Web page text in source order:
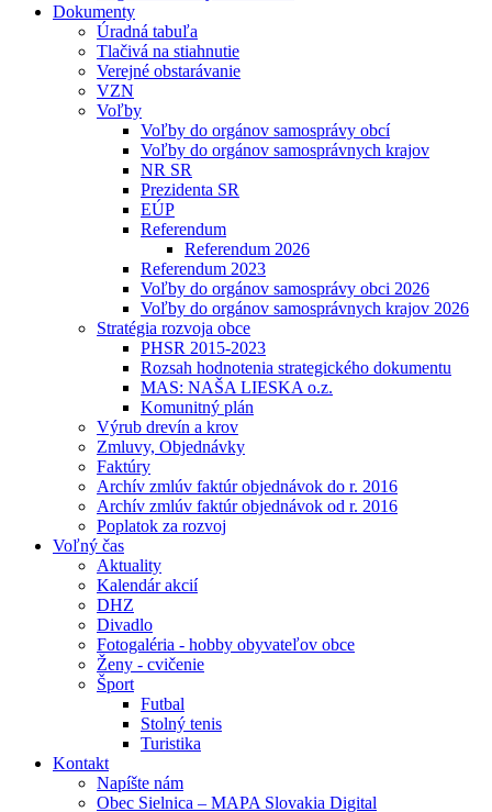
Dokumenty
Úradná tabuľa
Tlačivá na stiahnutie
Verejné obstarávanie
VZN
Voľby
Voľby do orgánov samosprávy obcí
Voľby do orgánov samosprávnych krajov
NR SR
Prezidenta SR
EÚP
Referendum
Referendum 2026
Referendum 2023
Voľby do orgánov samosprávy obci 2026
Voľby do orgánov samosprávnych krajov 2026
Stratégia rozvoja obce
PHSR 2015-2023
Rozsah hodnotenia strategického dokumentu
MAS: NAŠA LIESKA o.z.
Komunitný plán
Výrub drevín a krov
Zmluvy, Objednávky
Faktúry
Archív zmlúv faktúr objednávok do r. 2016
Archív zmlúv faktúr objednávok od r. 2016
Poplatok za rozvoj
Voľný čas
Aktuality
Kalendár akcií
DHZ
Divadlo
Fotogaléria - hobby obyvateľov obce
Ženy - cvičenie
Šport
Futbal
Stolný tenis
Turistika
Kontakt
Napíšte nám
Obec Sielnica – MAPA Slovakia Digital